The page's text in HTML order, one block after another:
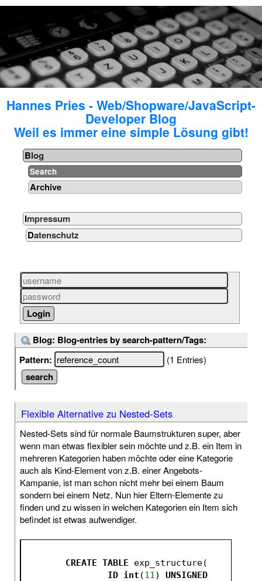
Hannes Pries - Web/Shopware/JavaScript-
Developer Blog
Weil es immer eine simple Lösung gibt!
Blog
Search
Archive
Impressum
Datenschutz
Blog: Blog-entries by search-pattern/Tags:
Pattern:
(1 Entries)
Flexible Alternative zu Nested-Sets
Nested-Sets sind für normale Baumstrukturen super, aber
wenn man etwas flexibler sein möchte und z.B. ein Item in
mehreren Kategorien haben möchte oder eine Kategorie
auch als Kind-Element von z.B. einer Angebots-
Kampanie, ist man schon nicht mehr bei einem Baum
sondern bei einem Netz. Nun hier Eltern-Elemente zu
finden und zu wissen in welchen Kategorien ein Item sich
befindet ist etwas aufwendiger.
CREATE TABLE exp_structure(
ID int (11) UNSIGNED